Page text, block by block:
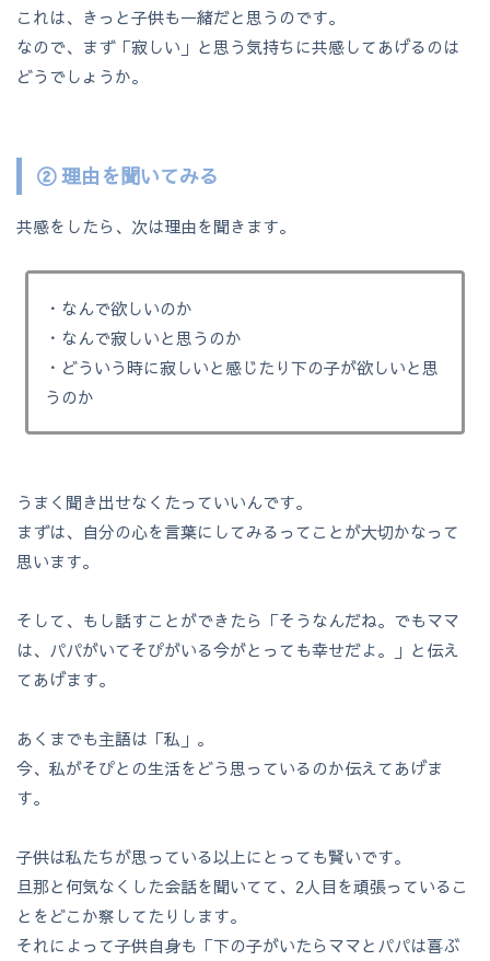
これは、きっと子供も一緒だと思うのです。
なので、まず「寂しい」と思う気持ちに共感してあげるのは
どうでしょうか。
② 理由を聞いてみる
共感をしたら、次は理由を聞きます。
・なんで欲しいのか
・なんで寂しいと思うのか
・どういう時に寂しいと感じたり下の子が欲しいと思
うのか
うまく聞き出せなくたっていいんです。
まずは、自分の心を言葉にしてみるってことが大切かなって
思います。
そして、もし話すことができたら「そうなんだね。でもママ
は、パパがいてそぴがいる今がとっても幸せだよ。」と伝え
てあげます。
あくまでも主語は「私」。
今、私がそぴとの生活をどう思っているのか伝えてあげま
す。
子供は私たちが思っている以上にとっても賢いです。
旦那と何気なくした会話を聞いてて、2人目を頑張っているこ
とをどこか察してたりします。
それによって子供自身も「下の子がいたらママとパパは喜ぶ